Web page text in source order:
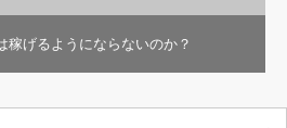
稼げるようにならないのか？